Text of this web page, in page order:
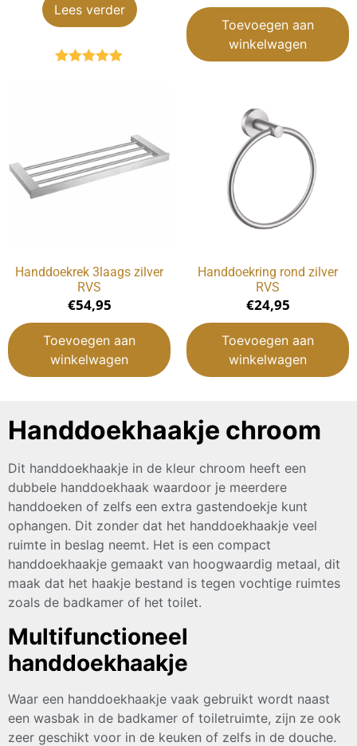
Lees verder
Toevoegen aan
winkelwagen
Handdoekrek 3laags zilver
RVS
€54,95
Toevoegen aan
winkelwagen
Handdoekring rond zilver
RVS
€24,95
Toevoegen aan
winkelwagen
Handdoekhaakje chroom
Dit handdoekhaakje in de kleur chroom heeft een
dubbele handdoekhaak waardoor je meerdere
handdoeken of zelfs een extra gastendoekje kunt
ophangen. Dit zonder dat het handdoekhaakje veel
ruimte in beslag neemt. Het is een compact
handdoekhaakje gemaakt van hoogwaardig metaal, dit
maak dat het haakje bestand is tegen vochtige ruimtes
zoals de badkamer of het toilet.
Multifunctioneel
handdoekhaakje
Waar een handdoekhaakje vaak gebruikt wordt naast
een wasbak in de badkamer of toiletruimte, zijn ze ook
zeer geschikt voor in de keuken of zelfs in de douche.